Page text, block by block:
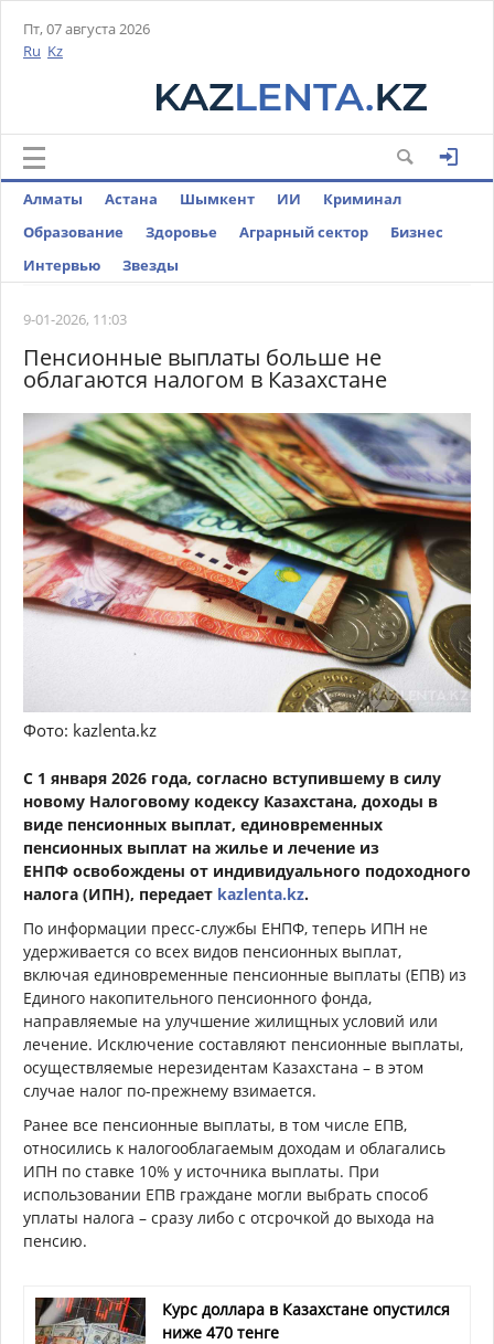
Пт, 07 августа 2026
Ru Kz
Алматы Астана Шымкент ИИ
Криминал
Образование
Здоровье Аграрный сектор
Бизнес
Интервью
Звезды
9-01-2026, 11:03
Пенсионные выплаты больше не
облагаются налогом в Казахстане
Фото: kazlenta.kz
С 1 января 2026 года, согласно вступившему в силу
новому Налоговому кодексу Казахстана, доходы в
виде пенсионных выплат, единовременных
пенсионных выплат на жилье и лечение из
ЕНПФ освобождены от индивидуального подоходного
налога (ИПН), передает kazlenta.kz.
По информации пресс-службы ЕНПФ, теперь ИПН не
удерживается со всех видов пенсионных выплат,
включая единовременные пенсионные выплаты (ЕПВ) из
Единого накопительного пенсионного фонда,
направляемые на улучшение жилищных условий или
лечение. Исключение составляют пенсионные выплаты,
осуществляемые нерезидентам Казахстана – в этом
случае налог по-прежнему взимается.
Ранее все пенсионные выплаты, в том числе ЕПВ,
относились к налогооблагаемым доходам и облагались
ИПН по ставке 10% у источника выплаты. При
использовании ЕПВ граждане могли выбрать способ
уплаты налога – сразу либо с отсрочкой до выхода на
пенсию.
Курс доллара в Казахстане опустился
ниже 470 тенге